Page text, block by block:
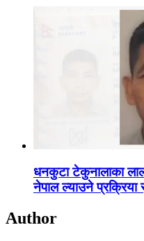
धनकुटा टेकुनालाका
नेपाल ल्याउने
Author